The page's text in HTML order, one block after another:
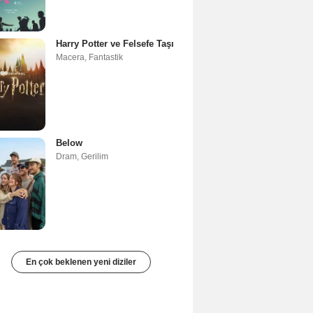
Harry Potter ve Felsefe Taşı
Macera, Fantastik
Below
Dram, Gerilim
En çok beklenen yeni diziler